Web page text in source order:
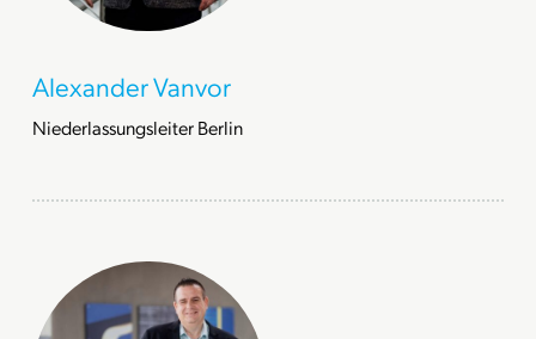
Alexander Vanvor
Niederlassungsleiter Berlin